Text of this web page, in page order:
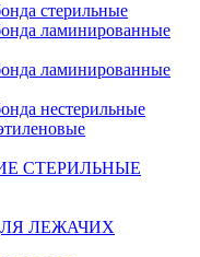
cтерильные
ламинированные
ламинированные
нестерильные
СТЕРИЛЬНЫЕ
ЛЕЖАЧИХ